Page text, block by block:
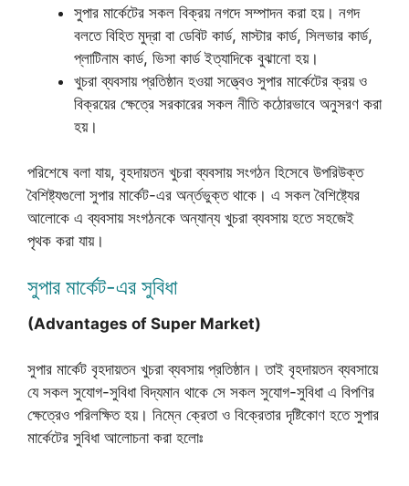
সুপার মার্কেটের সকল বিক্রয় নগদে সম্পাদন করা হয়। নগদ
বলতে বিহিত মুদ্রা বা ডেবিট কার্ড, মাস্টার কার্ড, সিলভার কার্ড,
প্লাটিনাম কার্ড, ভিসা কার্ড ইত্যাদিকে বুঝানো হয়।
খুচরা ব্যবসায় প্রতিষ্ঠান হওয়া সত্ত্বেও সুপার মার্কেটের ক্রয় ও
বিক্রয়ের ক্ষেত্রে সরকারের সকল নীতি কঠোরভাবে অনুসরণ করা
হয়।
পরিশেষে বলা যায়, বৃহদায়তন খুচরা ব্যবসায় সংগঠন হিসেবে উপরিউক্ত
বৈশিষ্ট্যগুলো সুপার মার্কেট-এর অর্ন্তভুক্ত থাকে। এ সকল বৈশিষ্ট্যের
আলোকে এ ব্যবসায় সংগঠনকে অন্যান্য খুচরা ব্যবসায় হতে সহজেই
পৃথক করা যায়।
সুপার মার্কেট-এর সুবিধা
(Advantages of Super Market)
সুপার মার্কেট বৃহদায়তন খুচরা ব্যবসায় প্রতিষ্ঠান। তাই বৃহদায়তন ব্যবসায়ে
যে সকল সুযোগ-সুবিধা বিদ্যমান থাকে সে সকল সুযোগ-সুবিধা এ বিপণির
ক্ষেত্রেও পরিলক্ষিত হয়। নিম্নে ক্রেতা ও বিক্রেতার দৃষ্টিকোণ হতে সুপার
মার্কেটের সুবিধা আলোচনা করা হলোঃ